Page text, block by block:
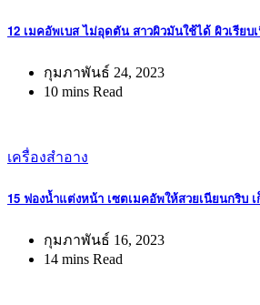
12 เมคอัพเบส ไม่อุดตัน สาวผิวมันใช้ได้ ผิวเรีย
กุมภาพันธ์ 24, 2023
10 mins Read
เครื่องสำอาง
15 ฟองน้ำแต่งหน้า เซตเมคอัพให้สวยเนียนกริบ เ
กุมภาพันธ์ 16, 2023
14 mins Read